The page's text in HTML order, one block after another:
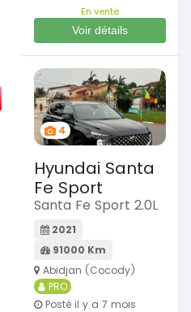
En vente
Voir détails
4
Hyundai Santa
Fe Sport
Santa Fe Sport 2.0L
2021
91000 Km
Abidjan (Cocody)
PRO
Posté il y a 7 mois